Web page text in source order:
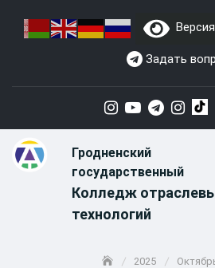
Задать
Гродненский
государственный
Колледж
технологий
2025